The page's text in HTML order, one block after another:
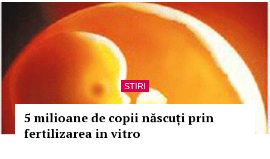
STIRI
5 milioane de copii născuți prin
fertilizarea in vitro